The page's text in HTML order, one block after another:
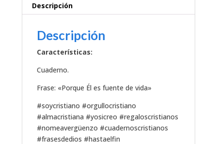
Descripción
Descripción
Características:
Cuaderno.
Frase: «Porque Él es fuente de vida»
#soycristiano #orgullocristiano
#almacristiana #yosicreo #regaloscristianos
#nomeavergüenzo #cuadernoscristianos
#frasesdedios #hastaelfin